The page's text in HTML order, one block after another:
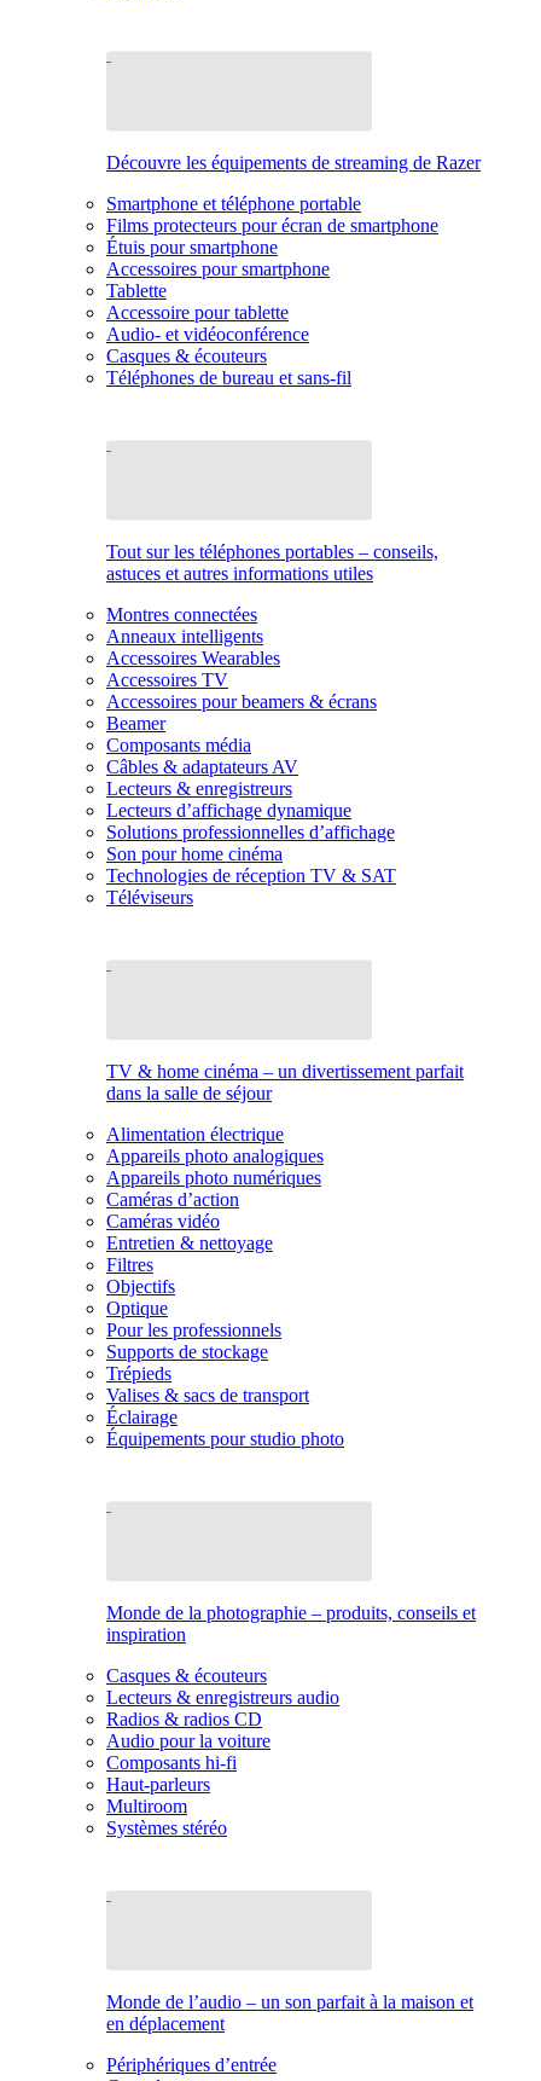
Découvre les équipements de streaming de Razer
Smartphone et téléphone portable
Films protecteurs pour écran de smartphone
Étuis pour smartphone
Accessoires pour smartphone
Tablette
Accessoire pour tablette
Audio- et vidéoconférence
Casques & écouteurs
Téléphones de bureau et sans-fil
Tout sur les téléphones portables – conseils,
astuces et autres informations utiles
Montres connectées
Anneaux intelligents
Accessoires Wearables
Accessoires TV
Accessoires pour beamers & écrans
Beamer
Composants média
Câbles & adaptateurs AV
Lecteurs & enregistreurs
Lecteurs d’affichage dynamique
Solutions professionnelles d’affichage
Son pour home cinéma
Technologies de réception TV & SAT
Téléviseurs
TV & home cinéma – un divertissement parfait
dans la salle de séjour
Alimentation électrique
Appareils photo analogiques
Appareils photo numériques
Caméras d’action
Caméras vidéo
Entretien & nettoyage
Filtres
Objectifs
Optique
Pour les professionnels
Supports de stockage
Trépieds
Valises & sacs de transport
Éclairage
Équipements pour studio photo
Monde de la photographie – produits, conseils et
inspiration
Casques & écouteurs
Lecteurs & enregistreurs audio
Radios & radios CD
Audio pour la voiture
Composants hi-fi
Haut-parleurs
Multiroom
Systèmes stéréo
Monde de l’audio – un son parfait à la maison et
en déplacement
Périphériques d’entrée